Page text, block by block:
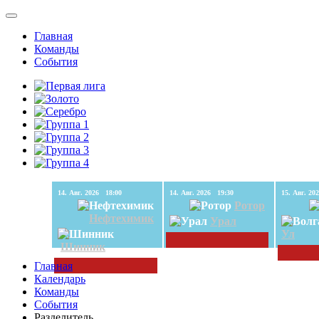
Главная
Команды
События
14. Авг. 2026 18:00
Нефтехимик
Шинник
14. Авг. 2026 19:30
Ротор
Урал
Ул
Главная
Календарь
Команды
События